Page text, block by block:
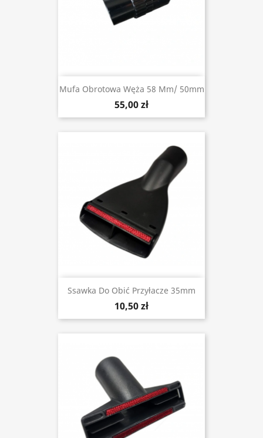
Mufa Obrotowa Węża 58 Mm/ 50mm
55,00 zł
Ssawka Do Obić Przyłacze 35mm
10,50 zł